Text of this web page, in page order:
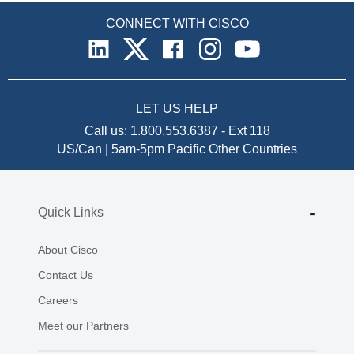
CONNECT WITH CISCO
LET US HELP
Call us: 1.800.553.6387 - Ext 118
US/Can | 5am-5pm Pacific Other Countries